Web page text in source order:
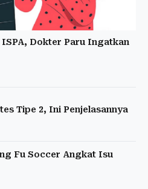
ISPA, Dokter Paru Ingatkan
Tipe 2, Ini Penjelasannya
Fu Soccer Angkat Isu